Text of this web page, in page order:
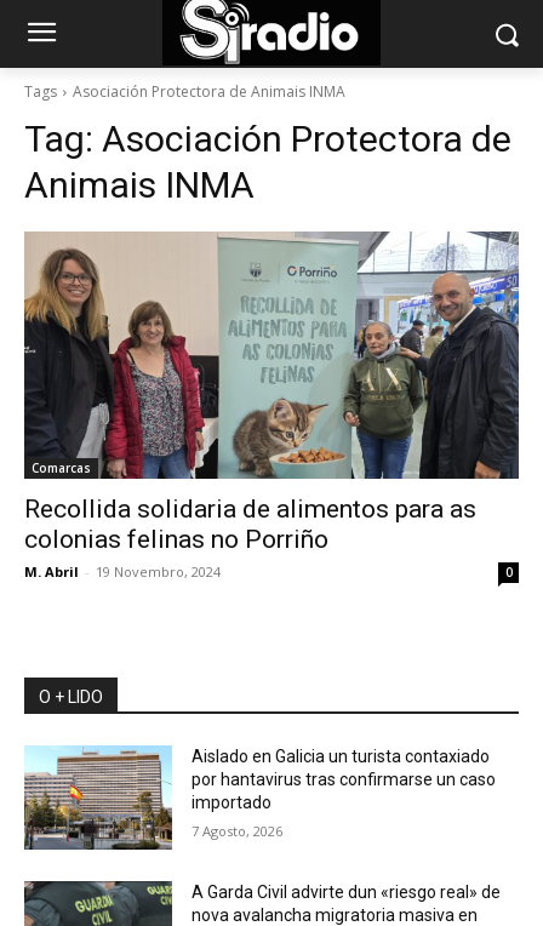
Tags Asociación Protectora de Animais INMA
Tag: Asociación Protectora de
Animais INMA
Comarcas
Recollida solidaria de alimentos para as
colonias felinas no Porriño
M. Abril - 19 Novembro, 2024 0
O + LIDO
Aislado en Galicia un turista contaxiado
por hantavirus tras confirmarse un caso
importado
7 Agosto, 2026
A Garda Civil advirte dun «riesgo real» de
nova avalancha migratoria masiva en